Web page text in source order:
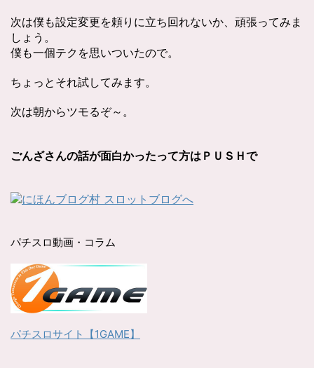
次は僕も設定変更を頼りに立ち回れないか、頑張ってみま
しょう。
僕も一個テクを思いついたので。
ちょっとそれ試してみます。
次は朝からツモるぞ～。
ごんざさんの話が面白かったって方はＰＵＳＨで
パチスロ動画・コラム
パチスロサイト【1GAME】